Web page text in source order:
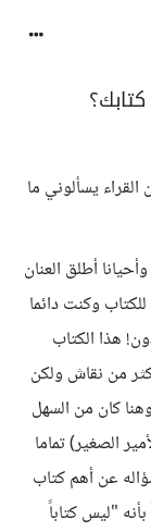
يسألوني ما
أطلق العنان
وكنت دائما
هذا الكتاب
من نقاش ولكن
كان من السهل
الصغير) تماما
عن أهم كتاب
"ليس كتاباً